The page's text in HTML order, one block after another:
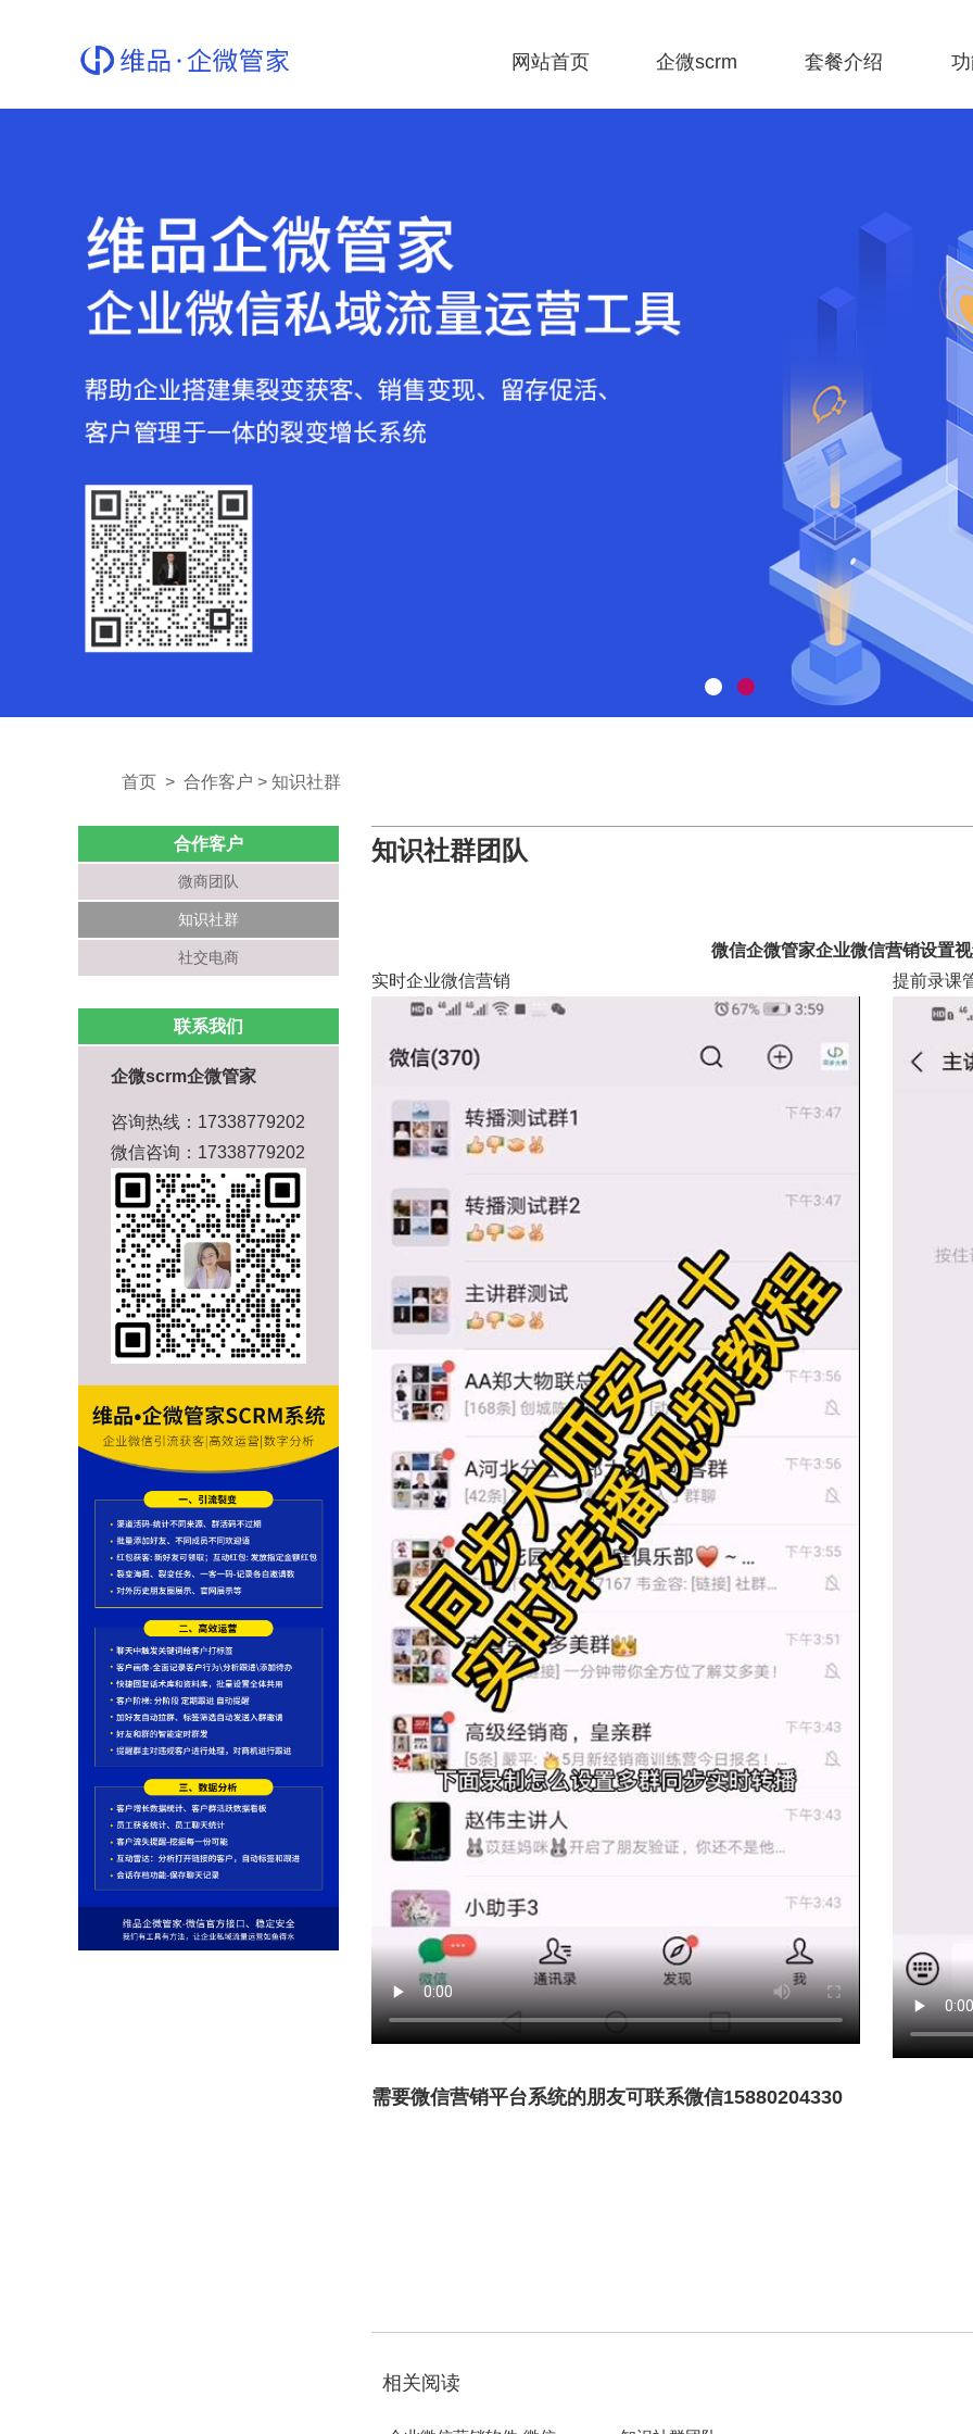
网站首页 企微scrm 套餐介绍
首页 > 合作客户 > 知识社群
合作客户
微商团队
知识社群
社交电商
联系我们
企微scrm企微管家
咨询热线：17338779202
微信咨询：17338779202
知识社群团队
微信企微管家企业微信营销设置
实时企业微信营销
提前录课
需要微信营销平台系统的朋友可联系微信15880204330
相关阅读